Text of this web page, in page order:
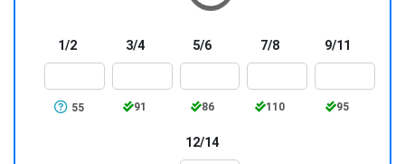
1/2
55
3/4
91
5/6
86
7/8
110
9/11
95
12/14